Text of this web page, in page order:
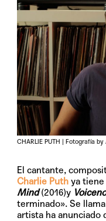
CHARLIE PUTH | Fotografía
El cantante,
Charlie Puthya tiene
Mind(2016)y
terminado». Se llama
artista ha anunciado